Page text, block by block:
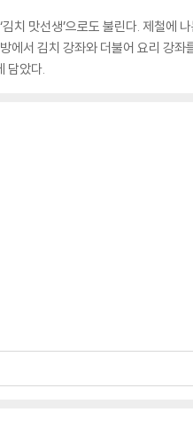
치 맛선생’으로도 불린다. 제철
에서 김치 강좌와 더불어 요리 강
담았다.